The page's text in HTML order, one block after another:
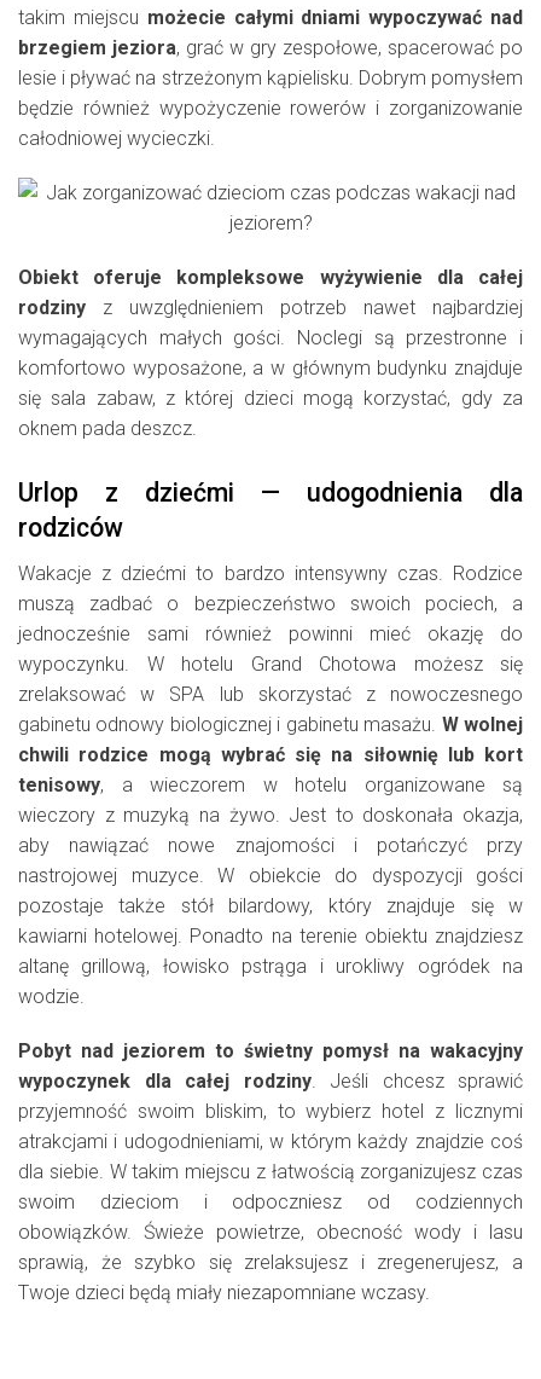
takim miejscu możecie całymi dniami wypoczywać nad
brzegiem jeziora, grać w gry zespołowe, spacerować po
lesie i pływać na strzeżonym kąpielisku. Dobrym pomysłem
będzie również wypożyczenie rowerów i zorganizowanie
całodniowej wycieczki.
Obiekt oferuje kompleksowe wyżywienie dla całej
rodziny z uwzględnieniem potrzeb nawet najbardziej
wymagających małych gości. Noclegi są przestronne i
komfortowo wyposażone, a w głównym budynku znajduje
się sala zabaw, z której dzieci mogą korzystać, gdy za
oknem pada deszcz.
Urlop z dziećmi — udogodnienia dla
rodziców
Wakacje z dziećmi to bardzo intensywny czas. Rodzice
muszą zadbać o bezpieczeństwo swoich pociech, a
jednocześnie sami również powinni mieć okazję do
wypoczynku. W hotelu Grand Chotowa możesz się
zrelaksować w SPA lub skorzystać z nowoczesnego
gabinetu odnowy biologicznej i gabinetu masażu. W wolnej
chwili rodzice mogą wybrać się na siłownię lub kort
tenisowy, a wieczorem w hotelu organizowane są
wieczory z muzyką na żywo. Jest to doskonała okazja,
aby nawiązać nowe znajomości i potańczyć przy
nastrojowej muzyce. W obiekcie do dyspozycji gości
pozostaje także stół bilardowy, który znajduje się w
kawiarni hotelowej. Ponadto na terenie obiektu znajdziesz
altanę grillową, łowisko pstrąga i urokliwy ogródek na
wodzie.
Pobyt nad jeziorem to świetny pomysł na wakacyjny
wypoczynek dla całej rodziny. Jeśli chcesz sprawić
przyjemność swoim bliskim, to wybierz hotel z licznymi
atrakcjami i udogodnieniami, w którym każdy znajdzie coś
dla siebie. W takim miejscu z łatwością zorganizujesz czas
swoim dzieciom i odpoczniesz od codziennych
obowiązków. Świeże powietrze, obecność wody i lasu
sprawią, że szybko się zrelaksujesz i zregenerujesz, a
Twoje dzieci będą miały niezapomniane wczasy.